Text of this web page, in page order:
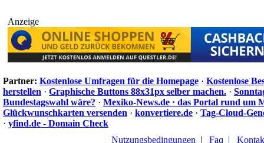
Anzeige
Partner: Kostenlose Umfragen für die Homepage · Kostenlose
herstellen · Graphische Buttons 88x31px selber machen. ·
Bundestagswahl wäre? · Mexiko-News.de · das Portal rund um
Glückwunschkarten versenden · konvertiere.de · Tag-Cloud-
· yfind.de - Domain Check
Nutzungsbedingungen | Faq |